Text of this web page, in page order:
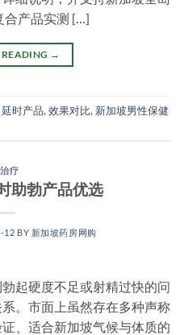
合产品实测 […]
→
延时产品, 效果对比, 新加坡男性保健
疗
助勃产品优选
12 BY 新加坡药房网购
起硬度不足或射精过快的问
。市面上虽然存在多种声称
、适合新加坡气候与体质的